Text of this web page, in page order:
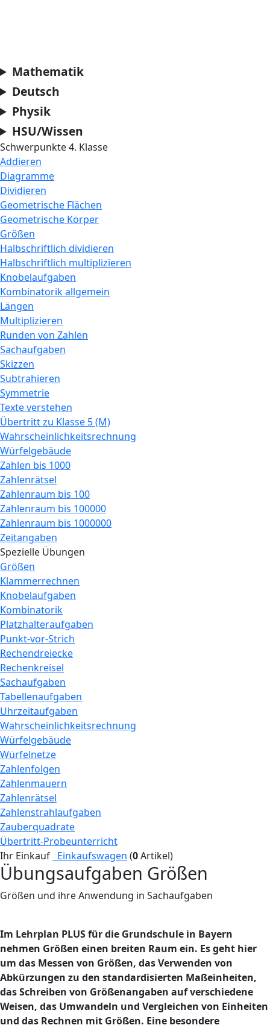
Mathematik
Deutsch
Physik
HSU/Wissen
Schwerpunkte 4. Klasse
Addieren
Diagramme
Dividieren
Geometrische Flächen
Geometrische Körper
Größen
Halbschriftlich dividieren
Halbschriftlich multiplizieren
Knobelaufgaben
Kombinatorik allgemein
Längen
Multiplizieren
Runden von Zahlen
Sachaufgaben
Skizzen
Subtrahieren
Symmetrie
Texte verstehen
Übertritt zu Klasse 5 (M)
Wahrscheinlichkeitsrechnung
Würfelgebäude
Zahlen bis 1000
Zahlenrätsel
Zahlenraum bis 100
Zahlenraum bis 100000
Zahlenraum bis 1000000
Zeitangaben
Spezielle Übungen
Größen
Klammerrechnen
Knobelaufgaben
Kombinatorik
Platzhalteraufgaben
Punkt-vor-Strich
Rechendreiecke
Rechenkreisel
Sachaufgaben
Tabellenaufgaben
Uhrzeitaufgaben
Wahrscheinlichkeitsrechnung
Würfelgebäude
Würfelnetze
Zahlenfolgen
Zahlenmauern
Zahlenrätsel
Zahlenstrahlaufgaben
Zauberquadrate
Übertritt-Probeunterricht
Ihr Einkauf Einkaufswagen (0Artikel)
Übungsaufgaben Größen
Größen und ihre Anwendung in Sachaufgaben
Im Lehrplan PLUS für die Grundschule in Bayern
nehmen Größen einen breiten Raum ein. Es geht hier
um das Messen von Größen, das Verwenden von
Abkürzungen zu den standardisierten Maßeinheiten,
das Schreiben von Größenangaben auf verschiedene
Weisen, das Umwandeln und Vergleichen von Einheiten
und das Rechnen mit Größen. Eine besondere